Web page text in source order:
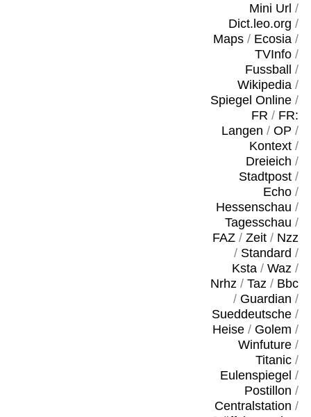
Mini Url /
Dict.leo.org /
Maps/ Ecosia/
TVInfo/
Fussball
/
Wikipedia/
Spiegel Online/
FR / FR:
Langen / OP /
Kontext/
Dreieich /
Stadtpost/
Echo/
Hessenschau /
Tagesschau /
FAZ/ Zeit/ Nzz
/ Standard /
Ksta/ Waz/
Nrhz/ Taz/ Bbc
/ Guardian /
Sueddeutsche/
Heise/ Golem /
Winfuture/
Titanic/
Eulenspiegel /
Postillon /
Centralstation /